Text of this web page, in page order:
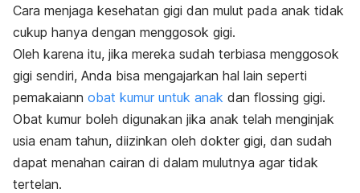
Cara menjaga kesehatan gigi dan mulut pada anak tidak
cukup hanya dengan menggosok gigi.
Oleh karena itu, jika mereka sudah terbiasa menggosok
gigi sendiri, Anda bisa mengajarkan hal lain seperti
pemakaiann obat kumur untuk anak dan flossing gigi.
Obat kumur boleh digunakan jika anak telah menginjak
usia enam tahun, diizinkan oleh dokter gigi, dan sudah
dapat menahan cairan di dalam mulutnya agar tidak
tertelan.